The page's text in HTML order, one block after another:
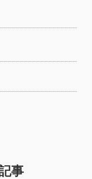
事